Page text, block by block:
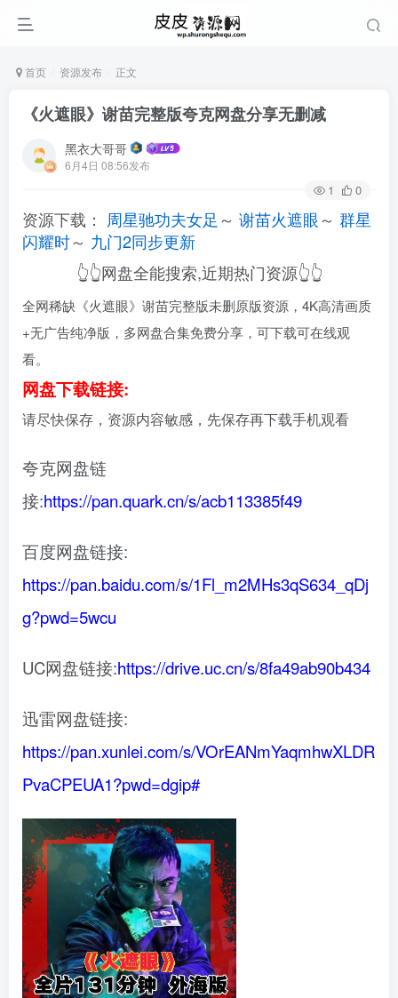
首页 资源发布 正文
《火遮眼》谢苗完整版夸克网盘分享无删减
黑衣大哥哥
6月4日 08:56发布
1 0
资源下载： 周星驰功夫女足 ～ 谢苗火遮眼～ 群星
闪耀时～ 九门2同步更新
👆👆网盘全能搜索,近期热门资源👆👆
全网稀缺《火遮眼》谢苗完整版未删原版资源，4K高清画质
+无广告纯净版，多网盘合集免费分享，可下载可在线观
看。
网盘下载链接:
请尽快保存，资源内容敏感，先保存再下载手机观看
夸克网盘链
接:https://pan.quark.cn/s/acb113385f49
百度网盘链接:
https://pan.baidu.com/s/1Fl_m2MHs3qS634_qDj
g?pwd=5wcu
UC网盘链接:https://drive.uc.cn/s/8fa49ab90b434
迅雷网盘链接:
https://pan.xunlei.com/s/VOrEANmYaqmhwXLDR
PvaCPEUA1?pwd=dgip#